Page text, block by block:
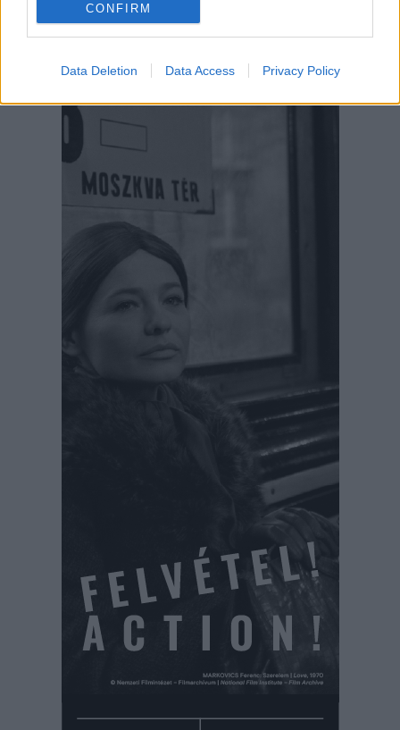
CONFIRM
Data Deletion Data Access Privacy Policy